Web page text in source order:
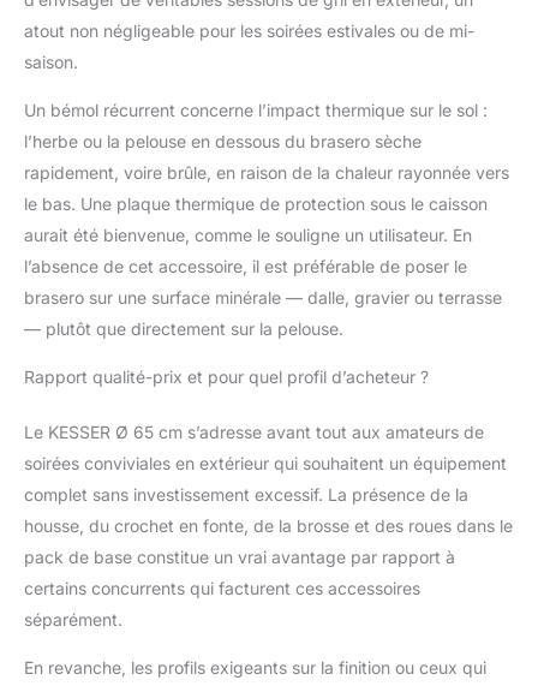
𝐈𝐍𝐓𝐄𝐌𝐏É𝐑𝐈𝐄𝐒 &
qualité défie le vent et
les intempéries grâce à
sa construction
résistante aux
housse de protection.
Malgré son poids, elle
est mobile grâce aux
roues avec freins –
utilisation flexible sur la
ou au camping.
élégantes avec un feu
crépitant et un plaisir
de barbecue
atout non négligeable pour les soirées estivales ou de mi-
saison.
Un bémol récurrent concerne l’impact thermique sur le sol :
l’herbe ou la pelouse en dessous du brasero sèche
rapidement, voire brûle, en raison de la chaleur rayonnée vers
le bas. Une plaque thermique de protection sous le caisson
aurait été bienvenue, comme le souligne un utilisateur. En
l’absence de cet accessoire, il est préférable de poser le
brasero sur une surface minérale — dalle, gravier ou terrasse
— plutôt que directement sur la pelouse.
Rapport qualité-prix et pour quel profil d’acheteur ?
Le KESSER Ø 65 cm s’adresse avant tout aux amateurs de
soirées conviviales en extérieur qui souhaitent un équipement
complet sans investissement excessif. La présence de la
housse, du crochet en fonte, de la brosse et des roues dans le
pack de base constitue un vrai avantage par rapport à
certains concurrents qui facturent ces accessoires
séparément.
En revanche, les profils exigeants sur la finition ou ceux qui